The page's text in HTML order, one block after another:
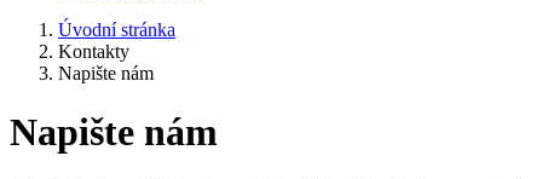
Úvodní stránka
Kontakty
Napište nám
Napište nám